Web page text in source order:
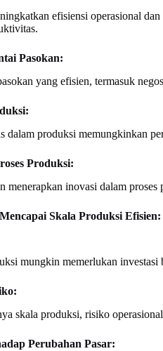
efisiensi operasional
Pasokan:
yang efisien, termasuk
produksi memungkinkan
Produksi:
menerapkan inovasi dalam
Skala Produksi Efisien:
mungkin memerlukan investasi
skala produksi, risiko
Perubahan Pasar: